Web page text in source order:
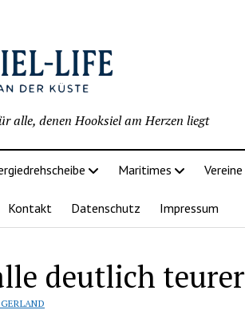
alle, denen Hooksiel am Herzen liegt
Maritimes Vereine
Kontakt Datenschutz Impressum
deutlich teurer